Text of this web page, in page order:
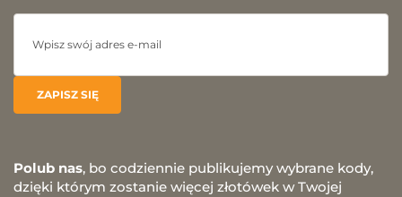
Polub nas, bo codziennie publikujemy wybrane kody,
dzięki którym zostanie więcej złotówek w Twojej